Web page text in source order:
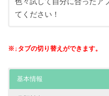
てください！
※↓タブの切り替えができます。
基本情報